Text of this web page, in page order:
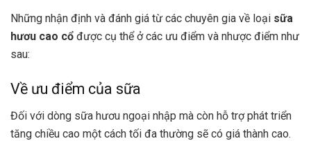
Những nhận định và đánh giá từ các chuyên gia về loại sữa
hươu cao cổ được cụ thể ở các ưu điểm và nhược điểm như
sau:
Về ưu điểm của sữa
Đối với dòng sữa hươu ngoại nhập mà còn hỗ trợ phát triển
tăng chiều cao một cách tối đa thường sẽ có giá thành cao.